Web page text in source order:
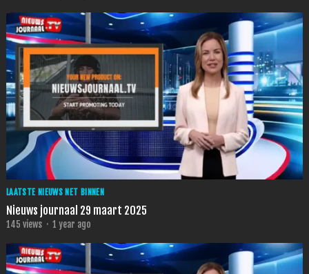
LAATSTE NIEUWS NET BINNEN
Nieuws journaal 29 maart 2025
145 views · 1 year ago